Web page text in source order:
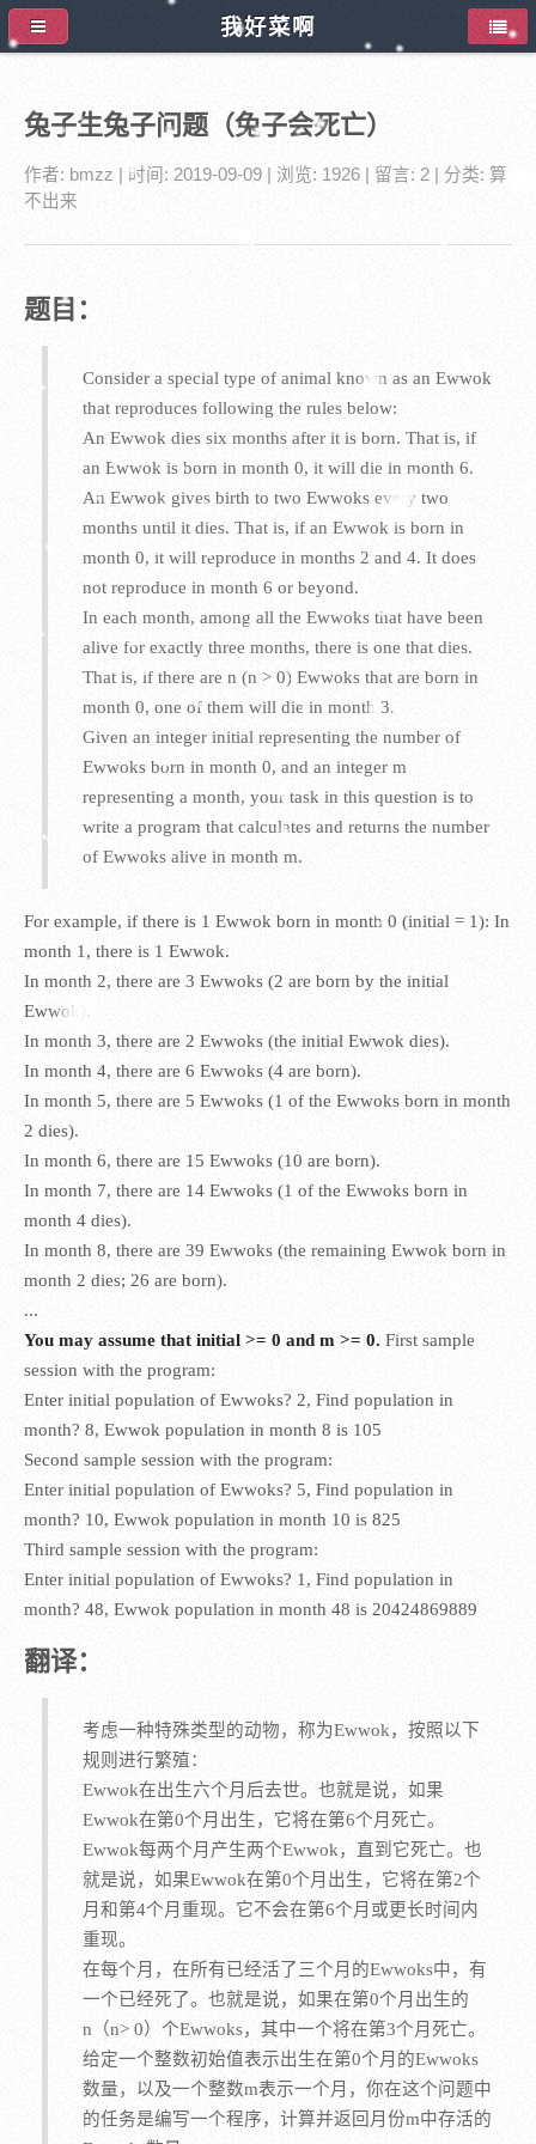
兔子生兔子问题（兔子会死亡）
作者: bmzz | 时间: 2019-09-09 | 浏览: 1926 | 留言: 2 | 分类: 算
不出来
题目：
Consider a special type of animal known as an Ewwok
that reproduces following the rules below:
An Ewwok dies six months after it is born. That is, if
an Ewwok is born in month 0, it will die in month 6.
An Ewwok gives birth to two Ewwoks every two
months until it dies. That is, if an Ewwok is born in
month 0, it will reproduce in months 2 and 4. It does
not reproduce in month 6 or beyond.
In each month, among all the Ewwoks that have been
alive for exactly three months, there is one that dies.
That is, if there are n (n > 0) Ewwoks that are born in
month 0, one of them will die in month 3.
Given an integer initial representing the number of
Ewwoks born in month 0, and an integer m
representing a month, your task in this question is to
write a program that calculates and returns the number
of Ewwoks alive in month m.
For example, if there is 1 Ewwok born in month 0 (initial = 1): In
month 1, there is 1 Ewwok.
In month 2, there are 3 Ewwoks (2 are born by the initial
Ewwok).
In month 3, there are 2 Ewwoks (the initial Ewwok dies).
In month 4, there are 6 Ewwoks (4 are born).
In month 5, there are 5 Ewwoks (1 of the Ewwoks born in month
2 dies).
In month 6, there are 15 Ewwoks (10 are born).
In month 7, there are 14 Ewwoks (1 of the Ewwoks born in
month 4 dies).
In month 8, there are 39 Ewwoks (the remaining Ewwok born in
month 2 dies; 26 are born).
...
You may assume that initial >= 0 and m >= 0. First sample
session with the program:
Enter initial population of Ewwoks? 2, Find population in
month? 8, Ewwok population in month 8 is 105
Second sample session with the program:
Enter initial population of Ewwoks? 5, Find population in
month? 10, Ewwok population in month 10 is 825
Third sample session with the program:
Enter initial population of Ewwoks? 1, Find population in
month? 48, Ewwok population in month 48 is 20424869889
翻译：
考虑一种特殊类型的动物，称为Ewwok，按照以下
规则进行繁殖：
Ewwok在出生六个月后去世。也就是说，如果
Ewwok在第0个月出生，它将在第6个月死亡。
Ewwok每两个月产生两个Ewwok，直到它死亡。也
就是说，如果Ewwok在第0个月出生，它将在第2个
月和第4个月重现。它不会在第6个月或更长时间内
重现。
在每个月，在所有已经活了三个月的Ewwoks中，有
一个已经死了。也就是说，如果在第0个月出生的
n（n> 0）个Ewwoks，其中一个将在第3个月死亡。
给定一个整数初始值表示出生在第0个月的Ewwoks
数量，以及一个整数m表示一个月，你在这个问题中
的任务是编写一个程序，计算并返回月份m中存活的
我好菜啊